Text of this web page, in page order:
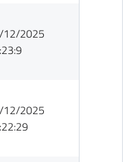
2025
2025